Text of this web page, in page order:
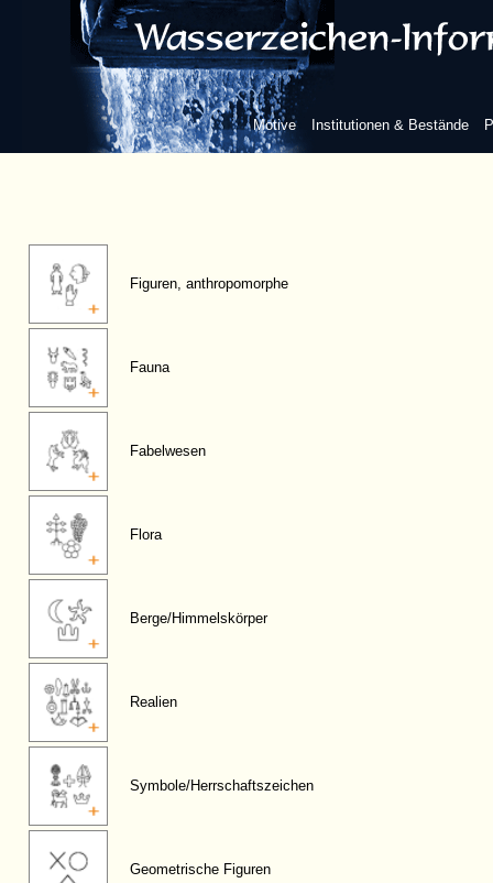
Motive Institutionen & Bestände
Figuren, anthropomorphe
Fauna
Fabelwesen
Flora
Berge/Himmelskörper
Realien
Symbole/Herrschaftszeichen
Geometrische Figuren